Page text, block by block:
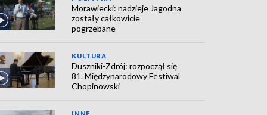
Morawiecki: nadzieje Jagodna
zostały całkowicie
pogrzebane
KULTURA
Duszniki-Zdrój: rozpoczął się
81. Międzynarodowy Festiwal
Chopinowski